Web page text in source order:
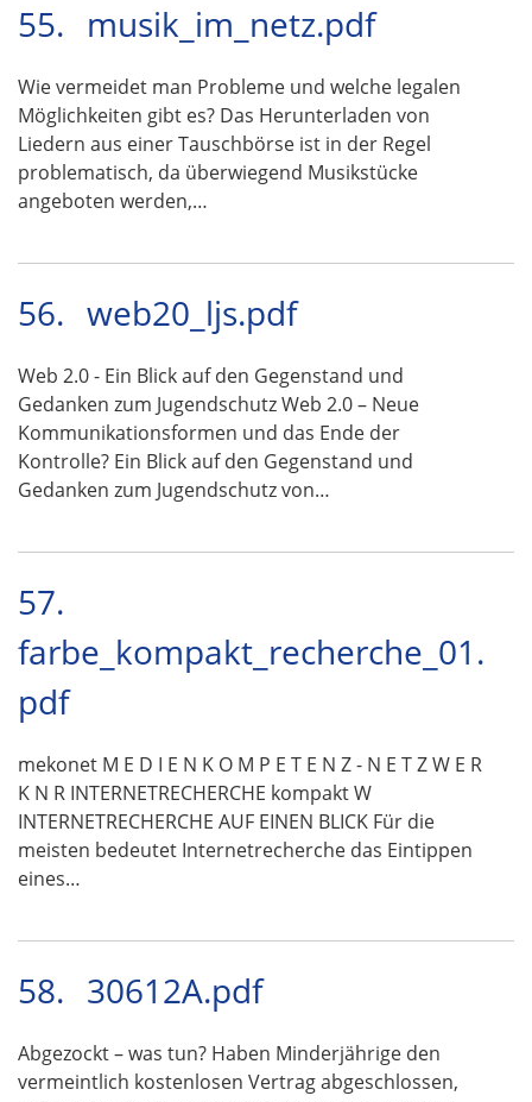
55. musik_im_netz.pdf
Wie vermeidet man Probleme und welche legalen
Möglichkeiten gibt es? Das Herunterladen von
Liedern aus einer Tauschbörse ist in der Regel
problematisch, da überwiegend Musikstücke
angeboten werden,…
56. web20_ljs.pdf
Web 2.0 - Ein Blick auf den Gegenstand und
Gedanken zum Jugendschutz Web 2.0 – Neue
Kommunikationsformen und das Ende der
Kontrolle? Ein Blick auf den Gegenstand und
Gedanken zum Jugendschutz von…
57.
farbe_kompakt_recherche_01.
pdf
mekonet M E D I E N K O M P E T E N Z - N E T Z W E R
K N R INTERNETRECHERCHE kompakt W
INTERNETRECHERCHE AUF EINEN BLICK Für die
meisten bedeutet Internetrecherche das Eintippen
eines…
58. 30612A.pdf
Abgezockt – was tun? Haben Minderjährige den
vermeintlich kostenlosen Vertrag abgeschlossen,